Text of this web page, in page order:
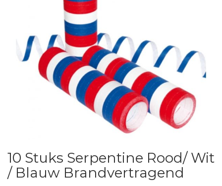
10 Stuks Serpentine Rood/ Wit
/ Blauw Brandvertragend